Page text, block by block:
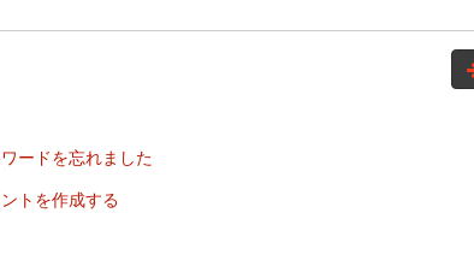
ードを忘れました
トを作成する